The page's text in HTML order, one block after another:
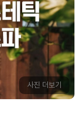
사진 더보기